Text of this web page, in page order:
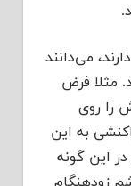
می‌دانند
مثلا فرض
را روی
به این
این گونه